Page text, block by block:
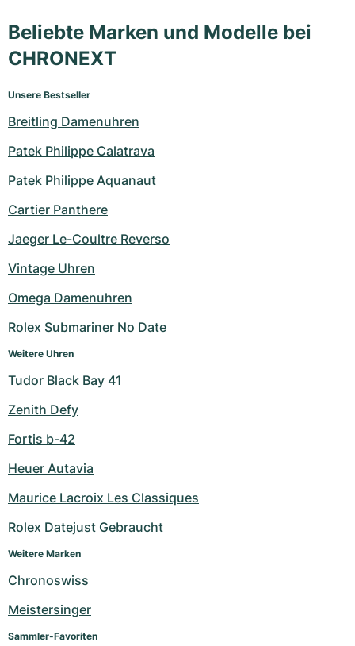
Beliebte Marken und Modelle bei
CHRONEXT
Unsere Bestseller
Breitling Damenuhren
Patek Philippe Calatrava
Patek Philippe Aquanaut
Cartier Panthere
Jaeger Le-Coultre Reverso
Vintage Uhren
Omega Damenuhren
Rolex Submariner No Date
Weitere Uhren
Tudor Black Bay 41
Zenith Defy
Fortis b-42
Heuer Autavia
Maurice Lacroix Les Classiques
Rolex Datejust Gebraucht
Weitere Marken
Chronoswiss
Meistersinger
Sammler-Favoriten